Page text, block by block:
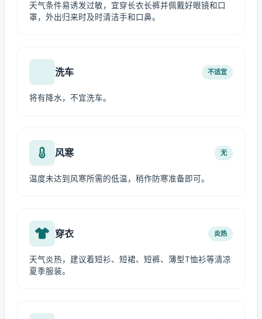
天气条件易诱发过敏，宜穿长衣长裤并佩戴好眼镜和口
罩，外出归来时及时清洁手和口鼻。
洗车 不适宜
将有降水，不宜洗车。
风寒 无
温度未达到风寒所需的低温，稍作防寒准备即可。
穿衣 炎热
天气炎热，建议着短衫、短裙、短裤、薄型T恤衫等清凉
夏季服装。